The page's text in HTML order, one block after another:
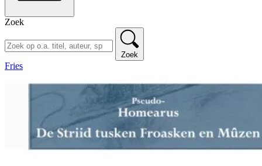
Zoek
Zoek
Fries